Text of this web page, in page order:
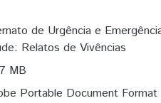
de Urgência e
Relatos de Vivências
MB
Portable Document Format